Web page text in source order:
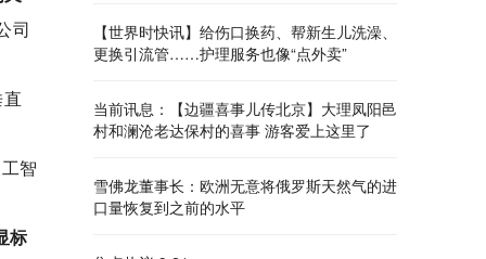
司
智
标
【世界时快讯】给伤口换药、帮新生儿洗澡、
更换引流管……护理服务也像“点外卖”
当前讯息：【边疆喜事儿传北京】大理凤阳邑
村和澜沧老达保村的喜事 游客爱上这里了
雪佛龙董事长：欧洲无意将俄罗斯天然气的进
口量恢复到之前的水平